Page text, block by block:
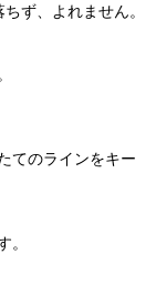
ず、よれません。
てのラインをキー
。